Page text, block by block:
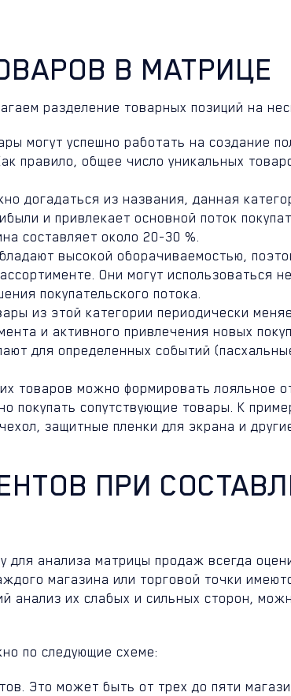
В МАТРИЦЕ
разделение товарных позиций на
могут успешно работать на создание
правило, общее число уникальных
догадаться из названия, данная
и привлекает основной поток
составляет около 20-30 %.
высокой оборачиваемостью,
Они могут использоваться
покупательского потока.
из этой категории периодически
и активного привлечения новых
для определенных событий
товаров можно формировать лояльное
покупать сопутствующие товары. К
защитные пленки для экрана и
ПРИ
для анализа матрицы продаж всегда
магазина или торговой точки
анализ их слабых и сильных сторон,
по следующие схеме:
Это может быть от трех до пяти